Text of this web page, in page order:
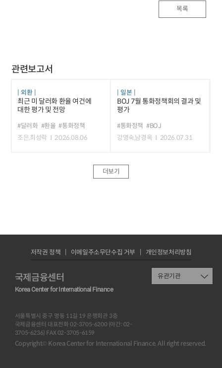
목록
관련보고서
외환
최근 미 달러화 환율 여건에
대한 평가 및 전망
#달러화 #환율 #통화정책
조은,최성락
2026.08.06
일본
BOJ 7월 통화정책회의 결과 및
평가
#통화정책 #BOJ
강영숙,남경옥
2026.07.31
더보기
국제금융센터
Korea Center for International Finance
서울특별시 중구 명동 11길 19 은행회관 3층
국제금융센터 대표전화 02-3705-6200 (야간: 02-
3705-6236) FAX 02-3705-6159
Copyright© Korea Center for International Finance. All right reserved.
저작권 정책 이메일주소무단수집 거부 개인정보처리방침
유관기관